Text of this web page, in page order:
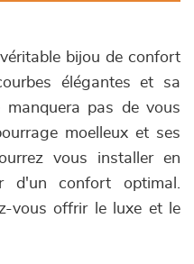
bijou de confort
élégantes et sa
pas de vous
moelleux et ses
vous installer en
d'un confort optimal.
vous offrir le luxe et le